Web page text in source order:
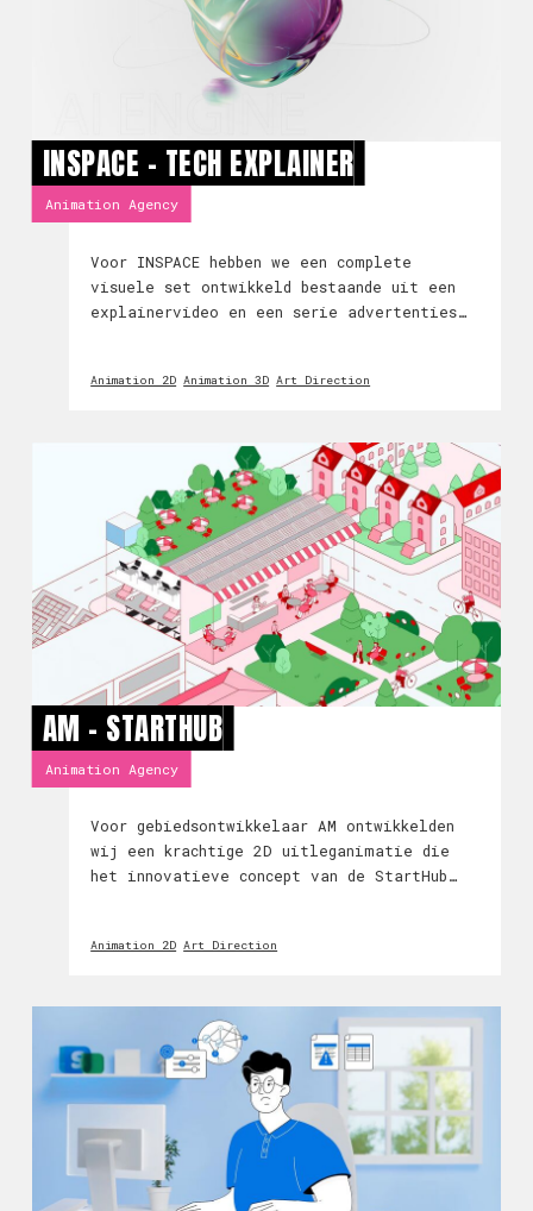
INSPACE - TECH EXPLAINER
Animation Agency
Voor INSPACE hebben we een complete
visuele set ontwikkeld bestaande uit een
explainervideo en een serie advertenties
helder uit te leggen en tegelijkertijd
Animation 2D Animation 3D Art Direction
AM - STARTHUB
Animation Agency
Voor gebiedsontwikkelaar AM ontwikkelden
wij een krachtige 2D uitleganimatie die
het innovatieve concept van de StartHub
dynamische plek waar deelmobiliteit,
Animation 2D Art Direction